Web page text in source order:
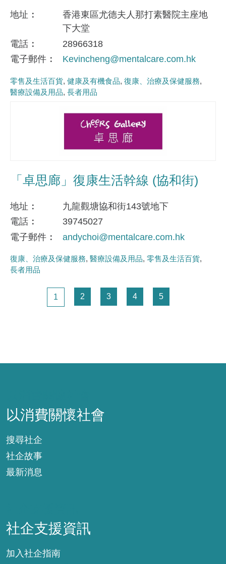
地址
香港東區尤德夫人那打素醫院主座地
下大堂
電話
28966318
電子郵件
Kevincheng@mentalcare.com.hk
零售及生活百貨 健康及有機食品 復康、治療及保健服務
醫療設備及用品 長者用品
「卓思廊」復康生活幹線 (協和街)
地址
九龍觀塘協和街143號地下
電話
39745027
電子郵件
andychoi@mentalcare.com.hk
復康、治療及保健服務 醫療設備及用品 零售及生活百貨
長者用品
Pagination
頁面
1 頁面
2 頁面
3 頁面
4 頁面
5
以消費關懷社會
搜尋社企
社企故事
最新消息
社企支援資訊
加入社企指南